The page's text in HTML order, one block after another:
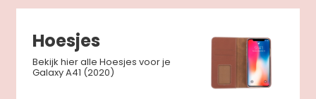
Hoesjes
Bekijk hier alle Hoesjes voor je
Galaxy A41 (2020)